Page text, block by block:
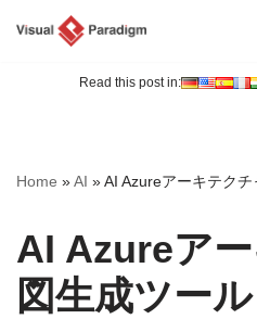
へ
キ
ッ
プ
Read this post in:
Home »AI »AI Azureアーキテク
AI Azureア
図生成ツール